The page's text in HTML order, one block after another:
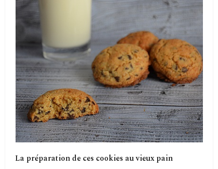
La préparation de ces cookies au vieux pain